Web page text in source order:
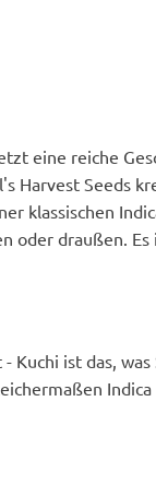
eine reiche
Harvest Seeds
klassischen
oder draußen.
Kuchi ist das,